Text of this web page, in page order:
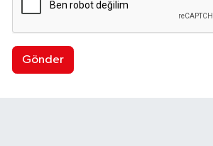
Gönder